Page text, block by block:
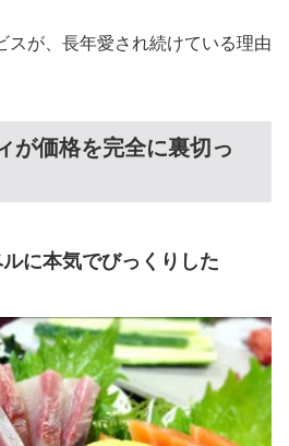
スが、長年愛され続けている理由
が価格を完全に裏切っ
に本気でびっくりした